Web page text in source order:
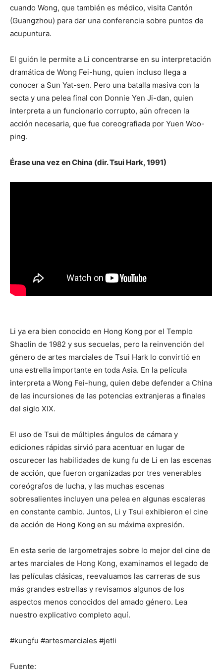
cuando Wong, que también es médico, visita Cantón
(Guangzhou) para dar una conferencia sobre puntos de
acupuntura.
El guión le permite a Li concentrarse en su interpretación
dramática de Wong Fei-hung, quien incluso llega a
conocer a Sun Yat-sen. Pero una batalla masiva con la
secta y una pelea final con Donnie Yen Ji-dan, quien
interpreta a un funcionario corrupto, aún ofrecen la
acción necesaria, que fue coreografiada por Yuen Woo-
ping.
Érase una vez en China (dir. Tsui Hark, 1991)
Li ya era bien conocido en Hong Kong por el Templo
Shaolin de 1982 y sus secuelas, pero la reinvención del
género de artes marciales de Tsui Hark lo convirtió en
una estrella importante en toda Asia. En la película
interpreta a Wong Fei-hung, quien debe defender a China
de las incursiones de las potencias extranjeras a finales
del siglo XIX.
El uso de Tsui de múltiples ángulos de cámara y
ediciones rápidas sirvió para acentuar en lugar de
oscurecer las habilidades de kung fu de Li en las escenas
de acción, que fueron organizadas por tres venerables
coreógrafos de lucha, y las muchas escenas
sobresalientes incluyen una pelea en algunas escaleras
en constante cambio. Juntos, Li y Tsui exhibieron el cine
de acción de Hong Kong en su máxima expresión.
En esta serie de largometrajes sobre lo mejor del cine de
artes marciales de Hong Kong, examinamos el legado de
las películas clásicas, reevaluamos las carreras de sus
más grandes estrellas y revisamos algunos de los
aspectos menos conocidos del amado género. Lea
nuestro explicativo completo aquí.
#kungfu #artesmarciales #jetli
Fuente: